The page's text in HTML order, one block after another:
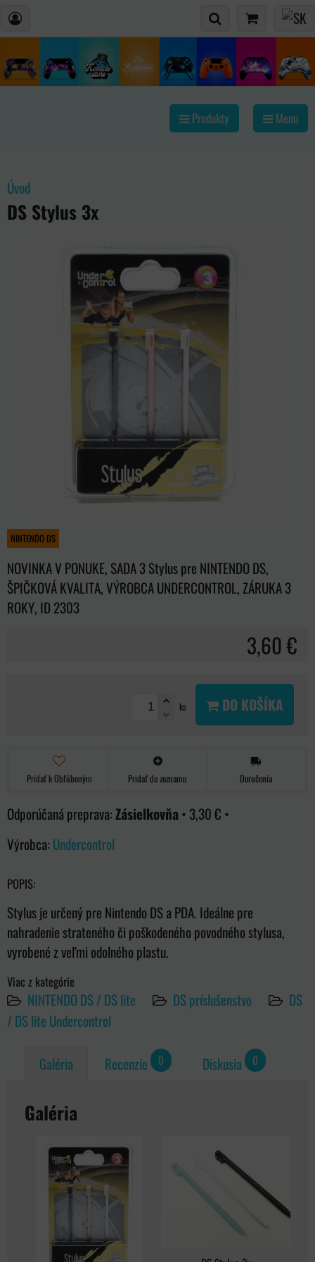
Produkty Menu
Úvod
DS Stylus 3x
NINTENDO DS
NOVINKA V PONUKE, SADA 3 Stylus pre NINTENDO DS,
ŠPIČKOVÁ KVALITA, VÝROBCA UNDERCONTROL, ZÁRUKA 3
ROKY, ID 2303
3,60 €
ks DO KOŠÍKA
Pridať k Obľúbeným Pridať do zoznamu Doručenia
Zásielkovňa • 3,30 € •
Výrobca: Undercontrol
POPIS:
Stylus je určený pre Nintendo DS a PDA. Ideálne pre
nahradenie strateného či poškodeného povodného stylusa,
vyrobené z veľmi odolného plastu.
Viac z kategórie
NINTENDO DS / DS lite DS príslušenstvo
DS
/ DS lite Undercontrol
Galéria Recenzie 0 Diskusia 0
Galéria